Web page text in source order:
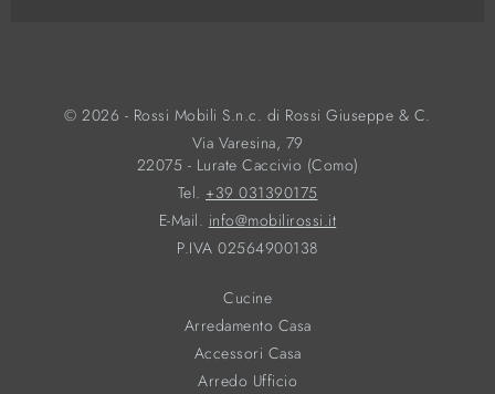
© 2026 - Rossi Mobili S.n.c. di Rossi Giuseppe & C.
Via Varesina, 79
22075 - Lurate Caccivio (Como)
Tel. +39 031390175
E-Mail. info@mobilirossi.it
P.IVA 02564900138
Cucine
Arredamento Casa
Accessori Casa
Arredo Ufficio